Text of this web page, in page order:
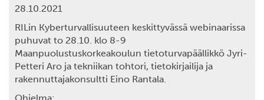
28.10.2021
RILin Kyberturvallisuuteen keskittyvässä webinaarissa
puhuvat to 28.10. klo 8-9
Maanpuolustuskorkeakoulun tietoturvapäällikkö Jyri-
Petteri Aro ja tekniikan tohtori, tietokirjailija ja
rakennuttajakonsultti Eino Rantala.